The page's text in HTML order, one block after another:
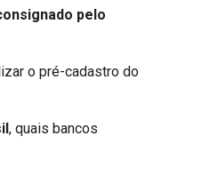
pelo
o pré-cadastro do
, quais bancos